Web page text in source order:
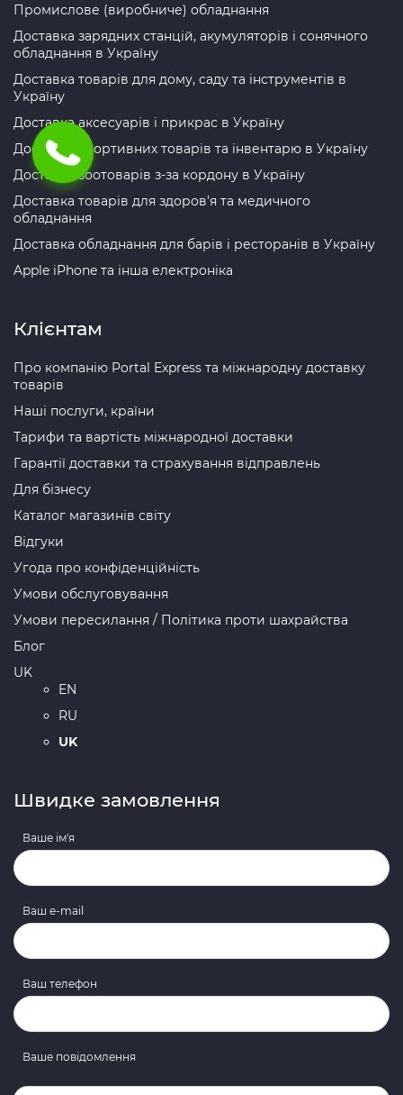
Промислове (виробниче) обладнання
Доставка зарядних станцій, акумуляторів і сонячного
обладнання в Україну
Доставка товарів для дому, саду та інструментів в
Україну
Доставка аксесуарів і прикрас в Україну
Доставка спортивних товарів та інвентарю в Україну
Доставка зоотоварів з-за кордону в Україну
Доставка товарів для здоров’я та медичного
обладнання
Доставка обладнання для барів і ресторанів в Україну
Apple iPhone та інша електроніка
Клієнтам
Про компанію Portal Express та міжнародну доставку
товарів
Наші послуги, країни
Тарифи та вартість міжнародної доставки
Гарантії доставки та страхування відправлень
Для бізнесу
Каталог магазинів світу
Відгуки
Угода про конфіденційність
Умови обслуговування
Умови пересилання / Політика проти шахрайства
Блог
UK
EN
RU
UK
Швидке замовлення
Ваше ім'я
Ваш e-mail
Ваш телефон
Ваше повідомлення